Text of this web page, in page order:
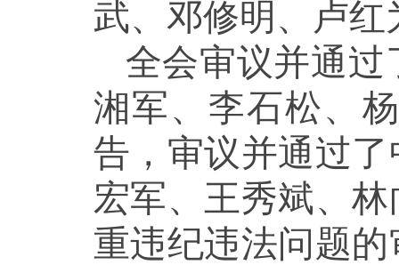
武、邓修明、卢
全会审议并通
湘军、李石松、
告，审议并通过
宏军、王秀斌、
重违纪违法问题